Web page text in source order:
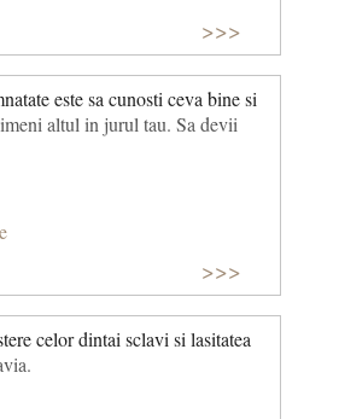
>>>
este sa cunosti ceva bine si
altul in jurul tau. Sa devii
>>>
celor dintai sclavi si lasitatea